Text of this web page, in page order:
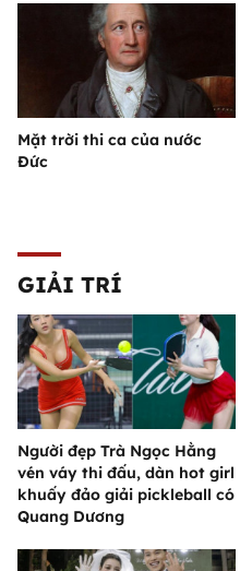
Mặt trời thi ca của nước
Đức
GIẢI TRÍ
Người đẹp Trà Ngọc Hằng
vén váy thi đấu, dàn hot girl
khuấy đảo giải pickleball có
Quang Dương